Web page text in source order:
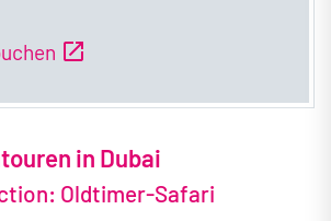
open_in_new
in Dubai
Oldtimer-Safari